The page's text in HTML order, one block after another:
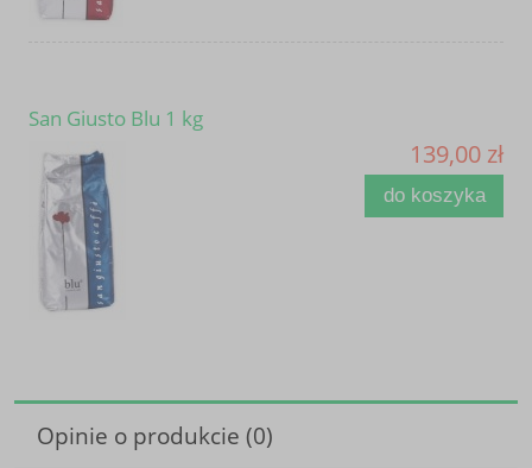
San Giusto Blu 1 kg
139,00 zł
do koszyka
Opinie o produkcie (0)